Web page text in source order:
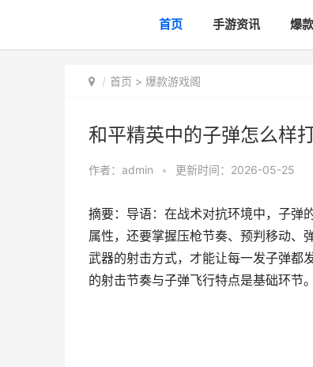
首页 手游资讯 爆
首页 > 爆款游戏阁
和平精英中的子弹怎么样
作者： admin • 更新时间：2026-05-25
摘要：导语：在战术对抗环境中，子弹
属性，还要掌握压枪节奏、预判移动、
武器的射击方式，才能让每一发子弹都
的射击节奏与子弹飞行特点是基础环节